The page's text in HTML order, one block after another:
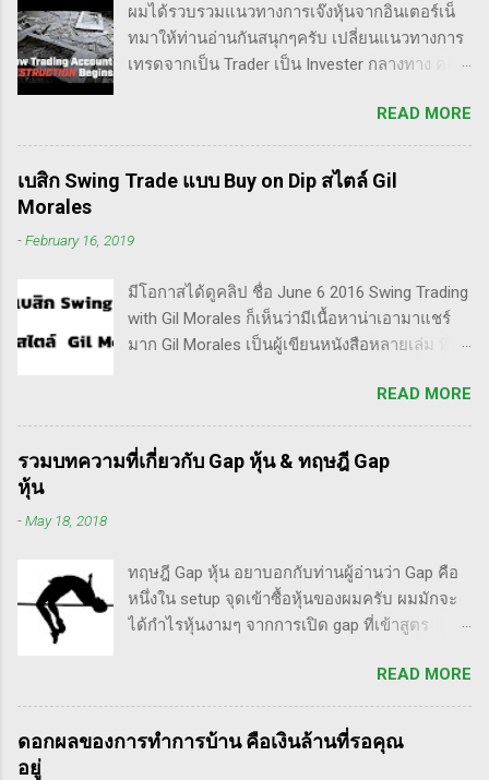
ผมได้รวบรวมแนวทางการเจ๊งหุ้นจากอินเตอร์เน็
ทมาให้ท่านอ่านกันสนุกๆครับ เปลี่ยนแนวทางการ
เทรดจากเป็น Trader เป็น Invester กลางทาง คลิป
เป็น Trader แล้วต่อมาก็เปลี่ยนใจอยากเป็น
Invester ไปซะงั้น เผื่อใครไม่เข้าใจ Trader คือ
ลักษณะการเทรดที่ ไม่ถือยาว ซื้อแล้วขายในระยะ
เวลาหนึ่ง ที่สำคัญความเป็นเทรดเดอร์คือ การ
ราคาร่วงถึง 10% ก็ต้องตัดขาดทุนตามระบบแล้ว
เขามองระยะยาว ไม่สนใจต่อความผันผวนของ
ราคาในระยะสั้น อย่างวอเรน บัฟเฟต์ บอกว่า "คุณ
ไม่ควรอยู่ในตลาดหุ้น นอกเสียจากจะสามารถนั่ง
ตระหนก" ดังนั้น invester นั้น จะไม่ตระหนกเมื่อ
ราคาหุ้นร่วงทำให้เขาต้องขาดทุนไปแค่ 10% เอง
แต่ trader ทนไม่ได้แล้ว ต้องทำอะไรสักอย่าง
แรกซื้อหุ้น เพราะต้องการเล่นแบบเทรดเดิ้ง คือ
ซื้อมาขายไปในกรอบเวลาหนึ...
READ MORE
เบสิก Swing Trade แบบ Buy on Dip สไตล์ Gil
Morales
-February 16, 2019
มีโอกาสได้ดูคลิป ชื่อ June 6 2016 Swing Trading
with Gil Morales ก็เห็นว่ามีเนื้อหาน่าเอามาแชร์
มาก Gil Morales เป็นผู้เขียนหนังสือหลายเล่ม ที่ดัๆ
นานก็คือชื่อ "Trade Like an O'Neil Disciple: How
We Made Over 18,000% in the Stock Market" ที่
เขียนร่วมกับ Dr.Chris Kacher อีกเล่มก็คือ In The
Trading Cockpit with the O'Neil Disciples:
Money Selling Stocks Short อีกด้วย ผมเองก็เคย
แปลงานของแกแบบมั่วๆ หลายเรื่องด้วยกันนะ
อาทิ - Voodoo - ทรงหุ้นซิ่ง ราคาย่อ วอลุ่มหาย -
ผมเป็นแฟนคลับของแกนั่นเองครับ ง่ายๆเลย ที่
ชอบเพราะเราต่างมีอาจารย์ร่วมกันก็คือ ปู่โอนีล,
ทวดลิเวอร์มอร์ และทวด Wyckoff นั่นเอง (คือผม
READ MORE
รวมบทความที่เกี่ยวกับ Gap หุ้น & ทฤษฎี Gap
หุ้น
-May 18, 2018
ทฤษฎี Gap หุ้น อยาบอกกับท่านผู้อ่านว่า Gap คือ
หนึ่งใน setup จุดเข้าซื้อหุ้นของผมครับ ผมมักจะ
ได้กำไรหุ้นงามๆ จากการเปิด gap ที่เข้าสูตร
ทำการบ้าน มันส่งสัญญาณซื้อ แบบเปิด gap ผมจะ
ชอบมาก แต่ถึงกระนั้น มันก็ไม่ได้เป๊ะทุกตัวนะ
ครับ มีล้มเหลวเกินครึ่ง เราต้องคอยคัดตัวที่ไม่ดี
ออก เหลือตัวเจ๋งๆ แรงๆ ให้มันวิ่งทำเงินให้เราไป
READ MORE
ดอกผลของการทำการบ้าน คือเงินล้านที่รอคุณ
อยู่